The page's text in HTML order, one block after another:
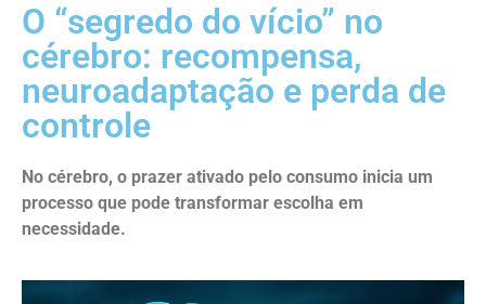
O “segredo do vício” no
cérebro: recompensa,
neuroadaptação e perda de
controle
No cérebro, o prazer ativado pelo consumo inicia um
processo que pode transformar escolha em
necessidade.